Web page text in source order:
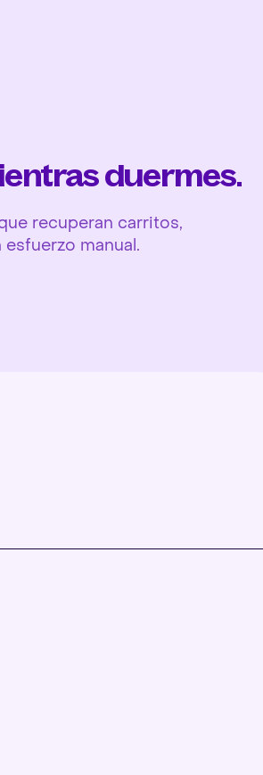
duermes.
recuperan carritos,
manual.